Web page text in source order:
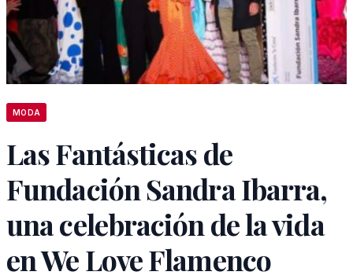
MODA
Las Fantásticas de
Fundación Sandra Ibarra,
una celebración de la vida
en We Love Flamenco